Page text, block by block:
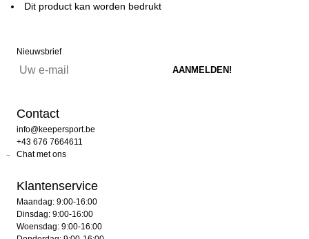
Dit product kan worden bedrukt
Nieuwsbrief
Contact
info@keepersport.be
+43 676 7664611
Chat met ons
Klantenservice
Maandag: 9:00-16:00
Dinsdag: 9:00-16:00
Woensdag: 9:00-16:00